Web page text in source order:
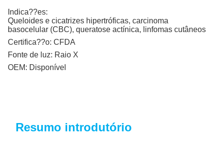
Indica??es:
Queloides e cicatrizes hipertróficas, carcinoma
basocelular (CBC), queratose actínica, linfomas cutâneos
Certifica??o: CFDA
Fonte de luz: Raio X
OEM: Disponível
Resumo introdutório